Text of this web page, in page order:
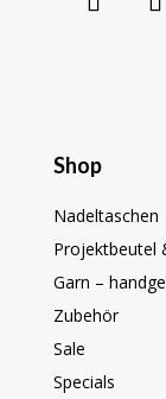
Shop
Nadeltaschen
Projektbeutel
Garn –
Zubehör
Sale
Specials